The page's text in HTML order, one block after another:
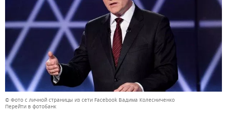
© Фото с личной страницы из сети Facebook Вадима Колесниченко
Перейти в фотобанк